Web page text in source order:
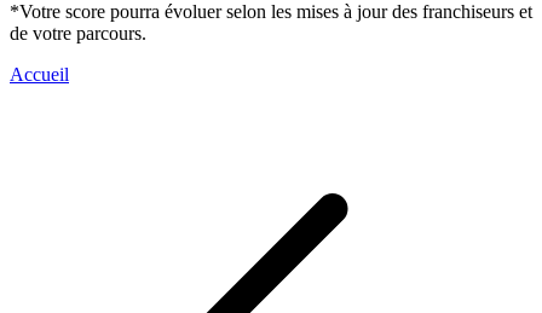
*Votre score pourra évoluer selon les mises à jour des franchiseurs et
de votre parcours.
Accueil